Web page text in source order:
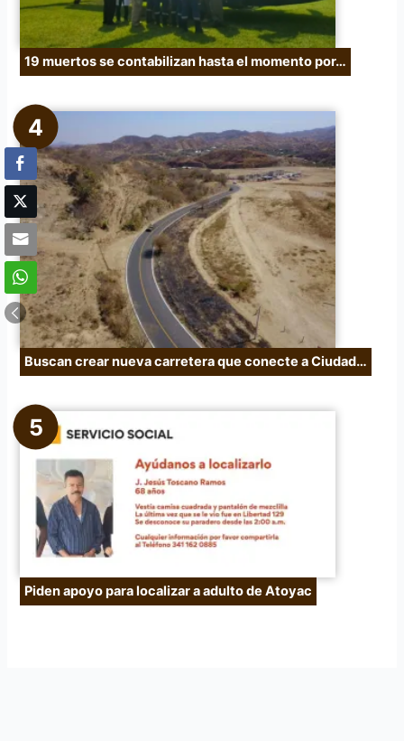
19 muertos se contabilizan hasta el momento por…
Buscan crear nueva carretera que conecte a Ciudad…
Piden apoyo para localizar a adulto de Atoyac